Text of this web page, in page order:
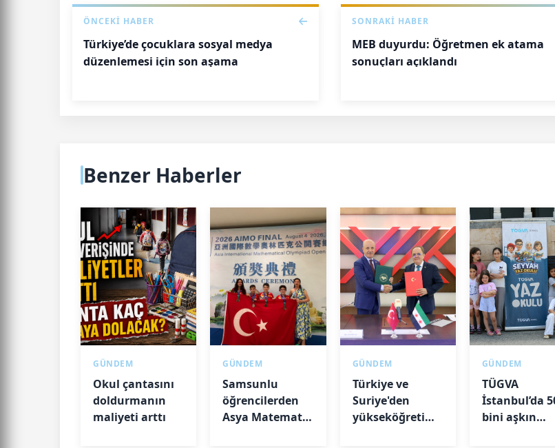
ÖNCEKI HABER
Türkiye’de çocuklara sosyal medya
düzenlemesi için son aşama
SONRAKI HABER
MEB duyurdu: Öğretmen ek atama
sonuçları açıklandı
Benzer Haberler
GÜNDEM
Okul çantasını
doldurmanın
maliyeti arttı
GÜNDEM
Samsunlu
öğrencilerden
Asya Matematik
GÜNDEM
Türkiye ve
Suriye'den
yükseköğretimde
GÜNDEM
TÜGVA
İstanbul’da
bini aşkın